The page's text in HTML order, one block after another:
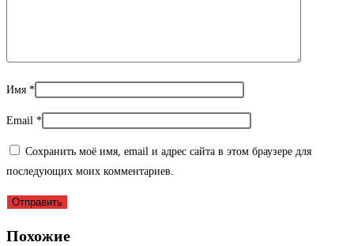
Имя *
Email *
Сохранить моё имя, email и адрес сайта в этом браузере для
последующих моих комментариев.
Похожие